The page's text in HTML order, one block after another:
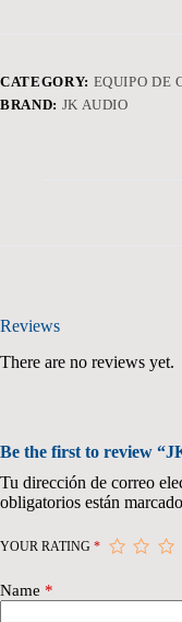
CATEGORY: EQUIPO DE
BRAND: JK AUDIO
Reviews
There are no reviews yet.
Be the first to review
Tu dirección de correo
obligatorios están
YOUR RATING *
Name *